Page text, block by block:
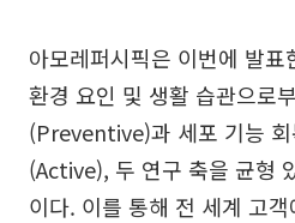
아모레퍼시픽은 이번에 발
환경 요인 및 생활 습관으로
(Preventive)과 세포 기능
(Active), 두 연구 축을 균형
이다. 이를 통해 전 세계 고